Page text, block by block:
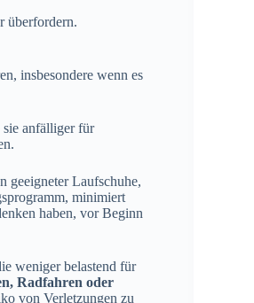
überfordern.
insbesondere wenn es
sie anfälliger für
geeigneter Laufschuhe,
minimiert
haben, vor Beginn
weniger belastend für
Radfahren oder
von Verletzungen zu